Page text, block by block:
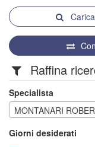
Raffina
Specialista
MONTANARI
Giorni desiderati